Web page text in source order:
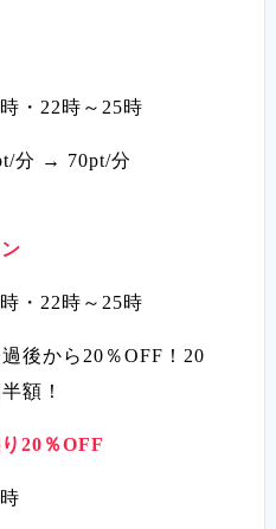
・22時～25時
分 → 70pt/分
・22時～25時
後から20％OFF！20
額！
20％OFF